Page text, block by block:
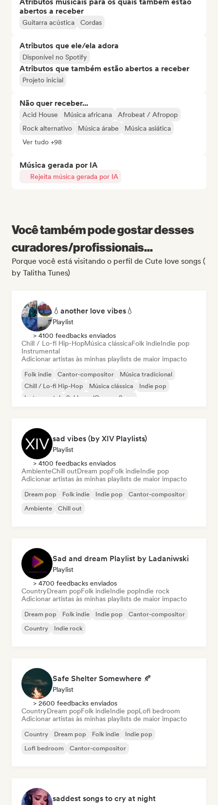
abertos a receber
Guitarra acústica Cordas
Atributos que ele/ela adora
Disponível no Spotify
Atributos que também estão abertos a receber
Projeto inicial
Não quer receber...
Acid House Música africana
Afrobeat / Afropop
Rock alternativo
Música árabe
Música asiática
Ver tudo +98
Música gerada por IA
Rejeita música gerada por IA
Você também pode gostar desses
curadores/profissionais...
Porque você está visitando o perfil de Cute love songs (
by Talitha Tunes)
💧another love vibes💧
Playlist
> 4100 feedbacks enviados
Chill / Lo-fi Hip-HopMúsica clássicaFolk indieIndie pop
Instrumental
Adicionar artistas às minhas playlists de maior impacto
Folk indie Cantor-compositor
Música tradicional
Chill / Lo-fi Hip-Hop
Música clássica
Indie pop
Instrumental
Schlager/German Song
sad vibes (by XIV Playlists)
Playlist
> 4100 feedbacks enviados
AmbienteChill outDream popFolk indieIndie pop
Adicionar artistas às minhas playlists de maior impacto
Dream pop Folk indie Indie pop
Cantor-compositor
Ambiente
Chill out
Sad and dream Playlist by Ladaniwski
Playlist
> 4700 feedbacks enviados
CountryDream popFolk indieIndie popIndie rock
Adicionar artistas às minhas playlists de maior impacto
Dream pop Folk indie Indie pop
Cantor-compositor
Country
Indie rock
Safe Shelter Somewhere 🍂
Playlist
> 2600 feedbacks enviados
CountryDream popFolk indieIndie popLofi bedroom
Adicionar artistas às minhas playlists de maior impacto
Country Dream pop Folk indie
Indie pop
Lofi bedroom
Cantor-compositor
saddest songs to cry at night